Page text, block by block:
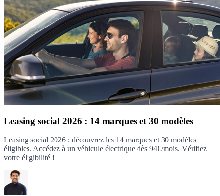
Leasing social 2026 : 14 marques et 30 modèles
Leasing social 2026 : découvrez les 14 marques et 30 modèles
éligibles. Accédez à un véhicule électrique dès 94€/mois. Vérifiez
votre éligibilité !